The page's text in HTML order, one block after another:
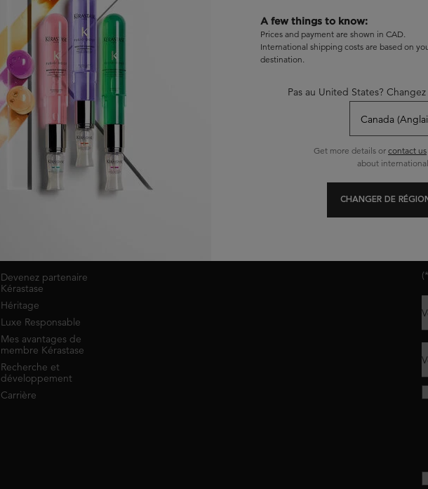
HUILE CAPILLAIRE L’HUILE ORIGINALE RECHARGEABLE
Offres Exclusives Test Diagnostique
Devenez partenaire
Kérastase
Héritage
Luxe Responsable
Mes avantages de
membre Kérastase
Recherche et
développement
Carrière
A few things to know:
Prices and payment are shown in CAD.
International shipping costs are based on
destination.
Pas au United States?
Get more details or contact us
about
CHANGER DE